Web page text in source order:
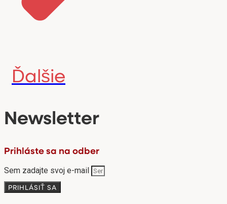
Ďalšie
Newsletter
Prihláste sa na odber
Sem zadajte svoj e-mail
PRIHLÁSIŤ SA